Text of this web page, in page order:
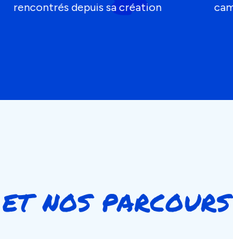
rencontrés depuis sa création
nos